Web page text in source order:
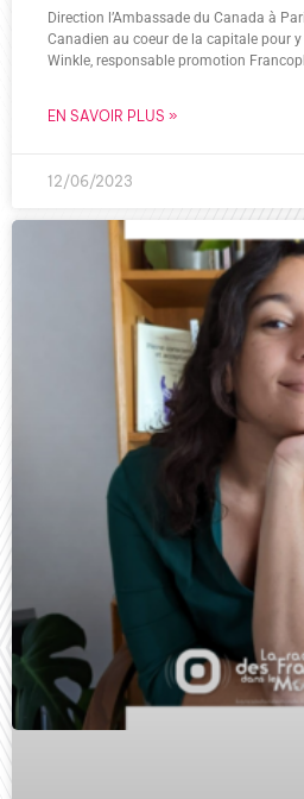
Direction l’Ambassade du Canada à
Canadien au coeur de la capitale pour
Winkle, responsable promotion
EN SAVOIR PLUS »
12/06/2023